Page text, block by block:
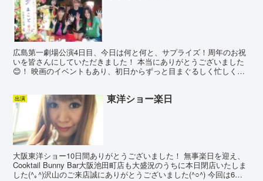
広島第一劇場公演4日目、今日は何と何と、サプライズ！周年のお祝
いを皆さんにしていただきました！ 本当にありがとうございました
😊！ 映画のイベントもあり、初日からずっと目まぐるしく忙しくそ
出演 東洋ショー楽日
大阪東洋ショー10日間ありがとうございました！ 無事楽日を迎え、
Cooktail Bunny Bar大阪池田町店も大盛況のうちに本日閉店いたしま
した(^｡^)沢山のご来店誠にありがとうございました(^○^) 今回は6中